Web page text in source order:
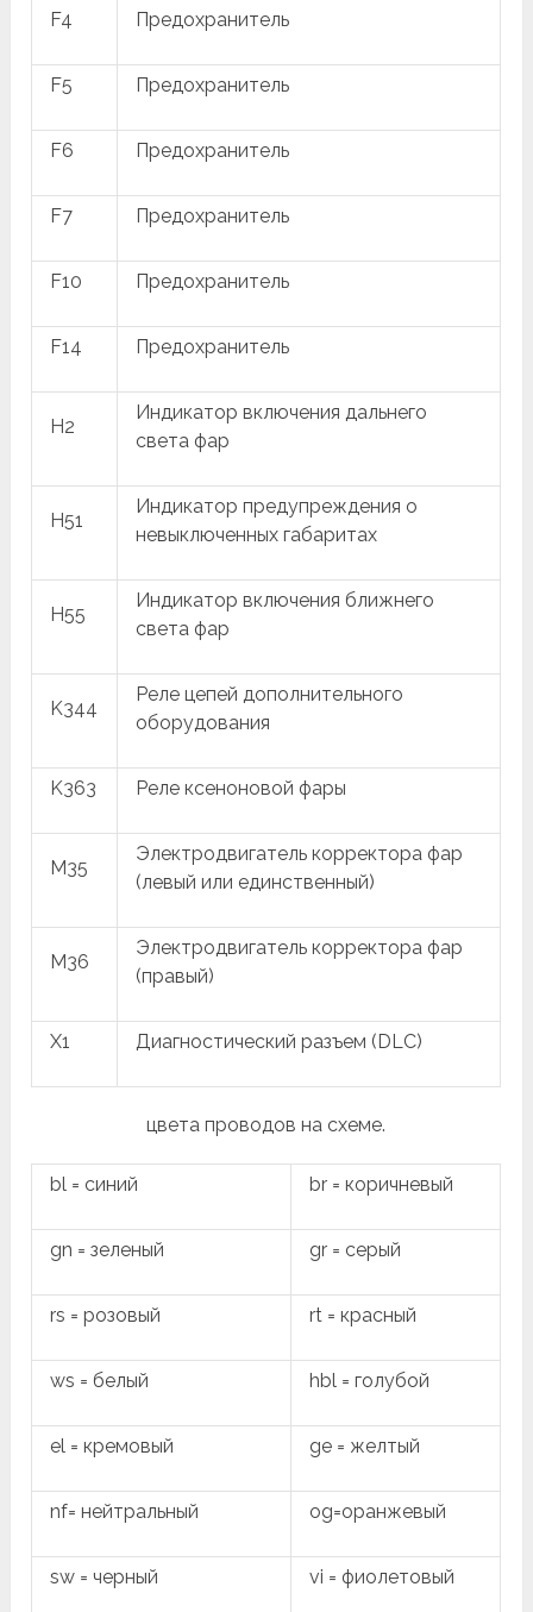
F4 Предохранитель
F5 Предохранитель
F6 Предохранитель
F7 Предохранитель
F10 Предохранитель
F14 Предохранитель
H2
Индикатор включения дальнего
света фар
H51
Индикатор предупреждения о
невыключенных габаритах
H55
Индикатор включения ближнего
света фар
K344
Реле цепей дополнительного
оборудования
K363 Реле ксеноновой фары
M35
Электродвигатель корректора фар
(левый или единственный)
M36
Электродвигатель корректора фар
(правый)
X1 Диагностический разъем (DLC)
цвета проводов на схеме.
bl = синий br = коричневый
gn = зеленый gr = серый
rs = розовый rt = красный
ws = белый hbl = голубой
el = кремовый ge = желтый
nf= нейтральный og=оранжевый
sw = черный vi = фиолетовый